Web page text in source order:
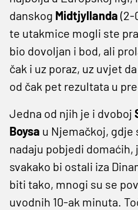
danskog Midtjyllanda (2-
te utakmice mogli ste
bio dovoljan i bod, ali
čak i uz poraz, uz uvjet
od čak pet rezultata u
Jedna od njih je i dvoboj
Boysa u Njemačkoj, gdje
nadaju pobjedi domaćih,
svakako bi ostali iza
biti tako, mnogi su se
uvodnih 10-ak minuta.